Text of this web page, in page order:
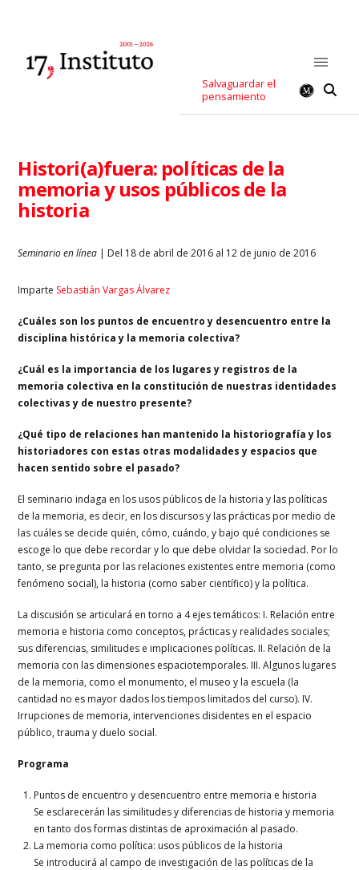
Salvaguardar el
pensamiento
Histori(a)fuera: políticas de la
memoria y usos públicos de la
historia
Seminario en línea | Del 18 de abril de 2016 al 12 de junio de 2016
Imparte Sebastián Vargas Álvarez
¿Cuáles son los puntos de encuentro y desencuentro entre la
disciplina histórica y la memoria colectiva?
¿Cuál es la importancia de los lugares y registros de la
memoria colectiva en la constitución de nuestras identidades
colectivas y de nuestro presente?
¿Qué tipo de relaciones han mantenido la historiografía y los
historiadores con estas otras modalidades y espacios que
hacen sentido sobre el pasado?
El seminario indaga en los usos públicos de la historia y las políticas
de la memoria, es decir, en los discursos y las prácticas por medio de
las cuáles se decide quién, cómo, cuándo, y bajo qué condiciones se
escoge lo que debe recordar y lo que debe olvidar la sociedad. Por lo
tanto, se pregunta por las relaciones existentes entre memoria (como
fenómeno social), la historia (como saber científico) y la política.
La discusión se articulará en torno a 4 ejes temáticos: I. Relación entre
memoria e historia como conceptos, prácticas y realidades sociales;
sus diferencias, similitudes e implicaciones políticas. II. Relación de la
memoria con las dimensiones espaciotemporales. III. Algunos lugares
de la memoria, como el monumento, el museo y la escuela (la
cantidad no es mayor dados los tiempos limitados del curso). IV.
Irrupciones de memoria, intervenciones disidentes en el espacio
público, trauma y duelo social.
Programa
Puntos de encuentro y desencuentro entre memoria e historia
Se esclarecerán las similitudes y diferencias de historia y memoria
en tanto dos formas distintas de aproximación al pasado.
La memoria como política: usos públicos de la historia
Se introducirá al campo de investigación de las políticas de la